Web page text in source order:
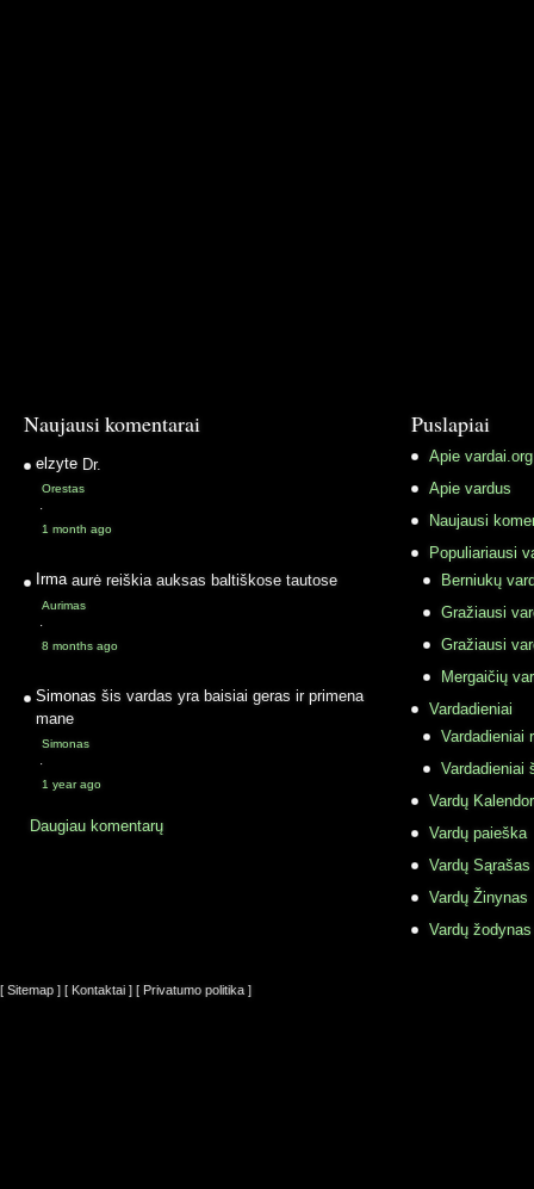
Naujausi komentarai
elzyte Dr.
Orestas
·
1 month ago
Irma aurė reiškia auksas baltiškose tautose
Aurimas
·
8 months ago
Simonas šis vardas yra baisiai geras ir primena
mane
Simonas
·
1 year ago
Daugiau komentarų
Puslapiai
Apie vardai.org
Apie vardus
Naujausi
Populiariausi
Berniukų
Gražiausi
Gražiausi
Mergaičių
Vardadieniai
Vardadieniai
Vardadieniai
Vardų
Vardų paieška
Vardų Sąrašas
Vardų Žinynas
Vardų
[ Sitemap ] [ Kontaktai ] [ Privatumo politika ]